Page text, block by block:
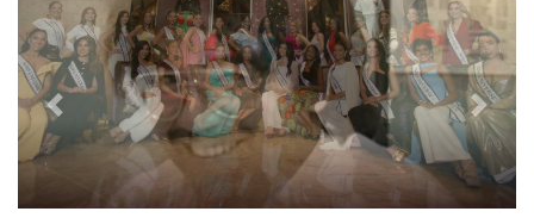
Previous Next